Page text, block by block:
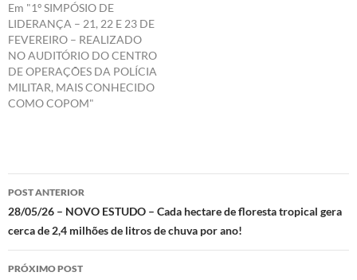
Em "1º SIMPÓSIO DE
LIDERANÇA – 21, 22 E 23 DE
FEVEREIRO – REALIZADO
NO AUDITÓRIO DO CENTRO
DE OPERAÇÕES DA POLÍCIA
MILITAR, MAIS CONHECIDO
COMO COPOM"
Navegação
de
posts
POST ANTERIOR
28/05/26 – NOVO ESTUDO – Cada hectare de floresta tropical gera
cerca de 2,4 milhões de litros de chuva por ano!
PRÓXIMO POST